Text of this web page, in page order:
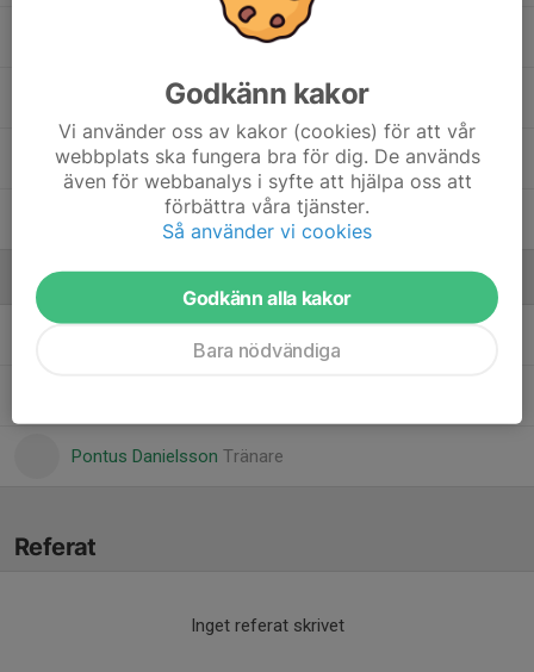
Patchara Andersson Wuttiya
Vincent Faleström
Vincent Lindén
Ledare
Pontus Danielsson Tränare
Referat
Inget referat skrivet
Godkänn kakor
Vi använder oss av kakor (cookies) för att vår
webbplats ska fungera bra för dig. De används
även för webbanalys i syfte att hjälpa oss att
förbättra våra tjänster.
Så använder vi cookies
Godkänn alla kakor
Bara nödvändiga